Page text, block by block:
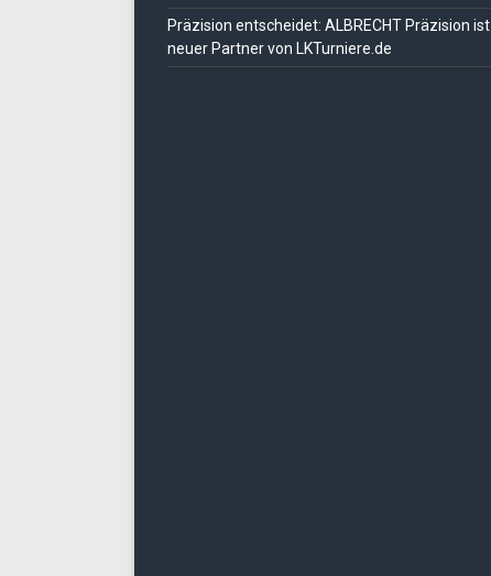
Präzision entscheidet: ALBRECHT Präzision ist
neuer Partner von LKTurniere.de